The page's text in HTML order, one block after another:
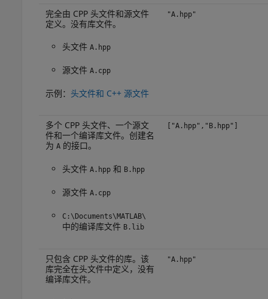
完全由 CPP 头文件和源文件
定义。没有库文件。
头文件 A.hpp
源文件 A.cpp
示例： 头文件和 C++ 源文件
"A.hpp"
多个 CPP 头文件、一个源文
件和一个编译库文件。创建名
为 A的接口。
头文件 A.hpp和 B.hpp
源文件 A.cpp
C:\Documents\MATLAB\
中的编译库文件 B.lib
["A.hpp","B.hpp"]
只包含 CPP 头文件的库。该
库完全在头文件中定义，没有
编译库文件。
"A.hpp"